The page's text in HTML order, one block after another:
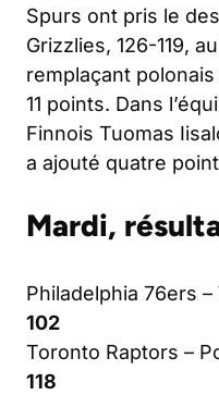
Spurs ont pris le
Grizzlies, 126-119,
remplaçant
11 points. Dans
Finnois Tuomas
a ajouté quatre
Mardi,
Philadelphia 76ers
102
Toronto Raptors –
118